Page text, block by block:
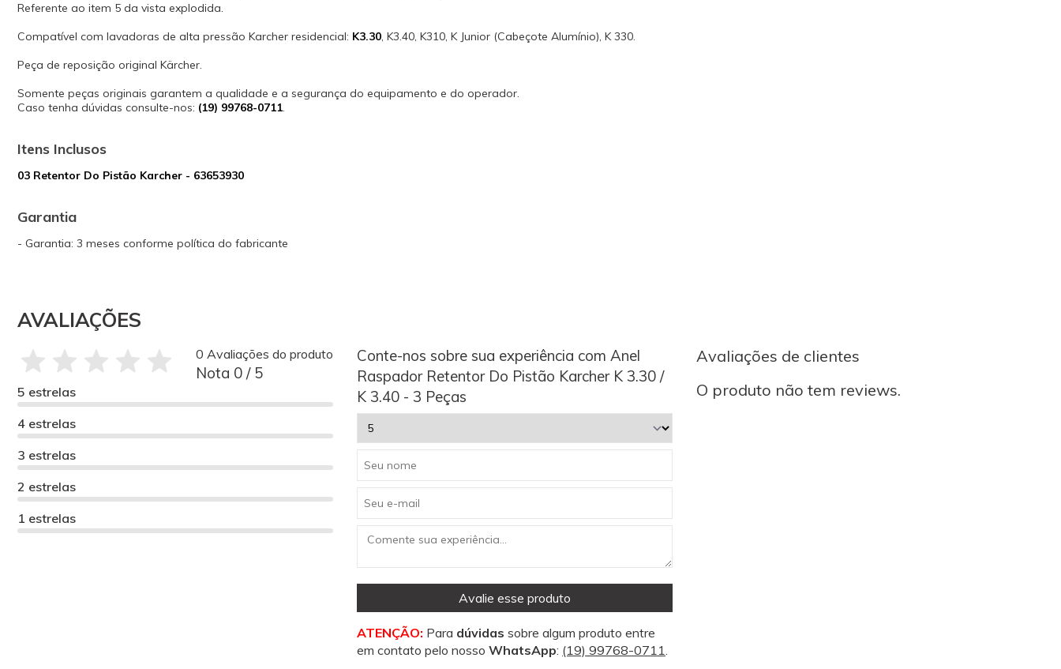
Referente ao item 5 da vista explodida.
Compatível com lavadoras de alta pressão Karcher residencial: K3.30, K3.40, K310, K Junior (Cabeçote Alumínio), K 330.
Peça de reposição original Kärcher.
Somente peças originais garantem a qualidade e a segurança do equipamento e do operador.
Caso tenha dúvidas consulte-nos: (19) 99768-0711.
Itens Inclusos
03 Retentor Do Pistão Karcher - 63653930
Garantia
- Garantia: 3 meses conforme política do fabricante
AVALIAÇÕES
0 Avaliações do produto
Nota 0 / 5
5 estrelas
4 estrelas
3 estrelas
2 estrelas
1 estrelas
Conte-nos sobre sua experiência com Anel
Raspador Retentor Do Pistão Karcher K 3.30 /
K 3.40 - 3 Peças
Avalie esse produto
ATENÇÃO: Para dúvidas sobre algum produto entre
em contato pelo nosso WhatsApp: (19) 99768-0711.
Avaliações de clientes
O produto não tem reviews.